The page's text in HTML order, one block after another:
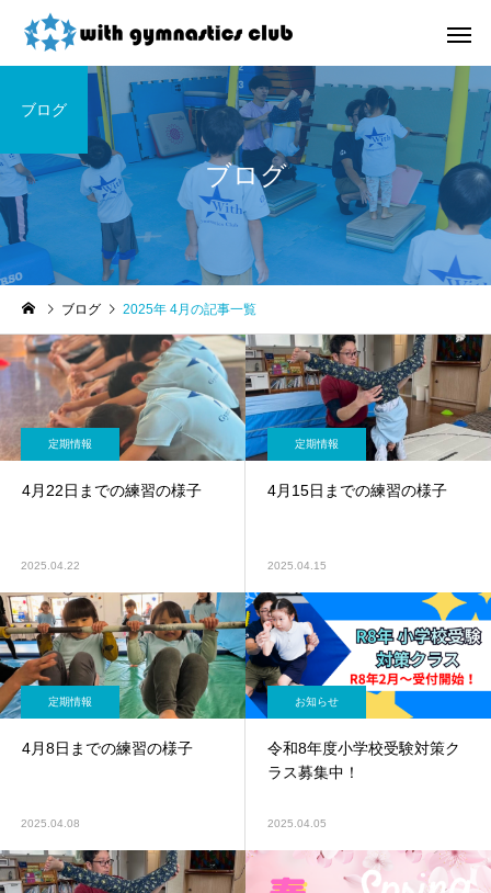
お知らせ
令和8年度未就園児クラス
新規会員様募集中！
未分類
ウィズ体操クラブ技紹
４段、６段閉脚跳び～
ブログ
ブログ
ブログ 2025年 4月の記事一覧
定期情報
4月22日までの練習の様子
2025.04.22
定期情報
4月15日までの練習の様子
2025.04.15
定期情報
4月8日までの練習の様子
2025.04.08
お知らせ
令和8年度小学校受験対策ク
ラス募集中！
2025.04.05